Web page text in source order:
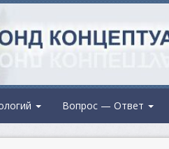
Вопрос — Ответ